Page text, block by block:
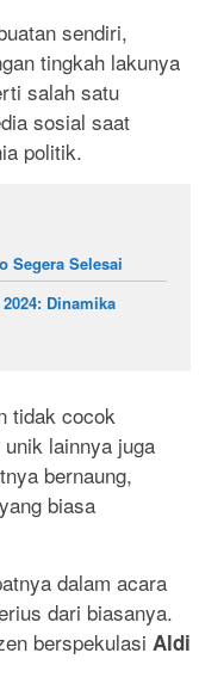
sendiri,
tingkah lakunya
salah satu
sosial saat
politik.
Segera Selesai
Dinamika
tidak cocok
lainnya juga
bernaung,
biasa
dalam acara
dari biasanya.
berspekulasi Aldi